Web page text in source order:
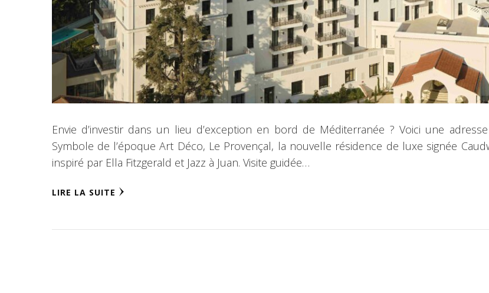
Envie d’investir dans un lieu d’exception en bord de Méditerranée ? Voici une
Symbole de l’époque Art Déco, Le Provençal, la nouvelle résidence de luxe signée
inspiré par Ella Fitzgerald et Jazz à Juan. Visite guidée…
LIRE LA SUITE